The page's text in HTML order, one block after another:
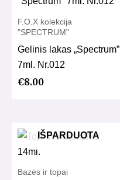
F.O.X kolekcija
"SPECTRUM"
Gelinis lakas „Spectrum”
7ml. Nr.012
€8.00
IŠPARDUOTA
Bazės ir topai